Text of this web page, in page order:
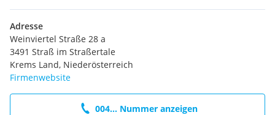
Adresse
Weinviertel Straße 28 a
3491 Straß im Straßertale
Krems Land, Niederösterreich
Firmenwebsite
004... Nummer anzeigen